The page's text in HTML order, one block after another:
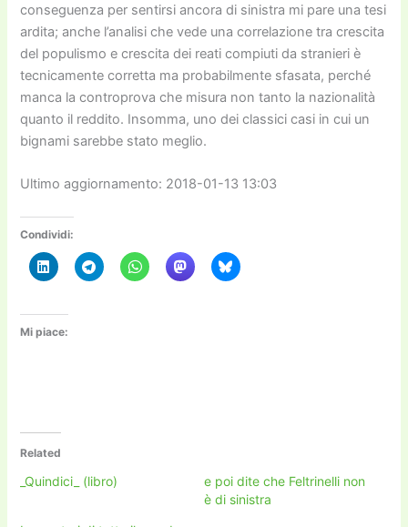
conseguenza per sentirsi ancora di sinistra mi pare una tesi
ardita; anche l’analisi che vede una correlazione tra crescita
del populismo e crescita dei reati compiuti da stranieri è
tecnicamente corretta ma probabilmente sfasata, perché
manca la controprova che misura non tanto la nazionalità
quanto il reddito. Insomma, uno dei classici casi in cui un
bignami sarebbe stato meglio.
Ultimo aggiornamento: 2018-01-13 13:03
Condividi:
Mi piace:
Related
_Quindici_ (libro)
e poi dite che Feltrinelli non
è di sinistra